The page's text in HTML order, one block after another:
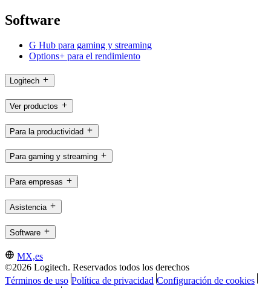
Software
G Hub para gaming y streaming
Options+ para el rendimiento
Logitech
Ver productos
Para la productividad
Para gaming y streaming
Para empresas
Asistencia
Software
MX,es
©2026 Logitech. Reservados todos los derechos
Términos de uso Política de privacidad Configuración de cookies